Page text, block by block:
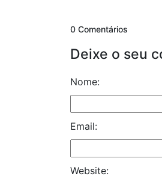
0 Comentários
Deixe o seu
Nome:
Email:
Website: